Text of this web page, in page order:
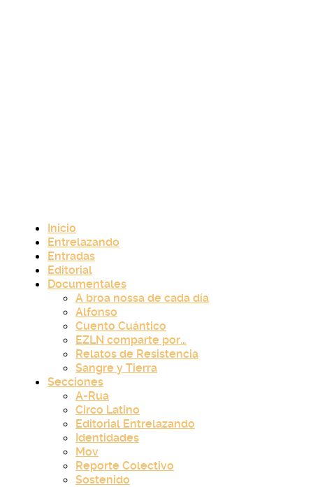
Inicio
Entrelazando
Entradas
Editorial
Documentales
A broa nossa de cada día
Alfonso
Cuento Cuántico
EZLN comparte por…
Relatos de Resistencia
Sangre y Tierra
Secciones
A-Rua
Circo Latino
Editorial Entrelazando
Identidades
Mov
Reporte Colectivo
Sostenido